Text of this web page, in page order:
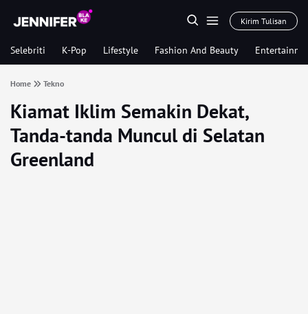
Kirim Tulisan
Selebriti K-Pop Lifestyle Fashion And Beauty
Home Tekno
Kiamat Iklim Semakin Dekat,
Tanda-tanda Muncul di Selatan
Greenland